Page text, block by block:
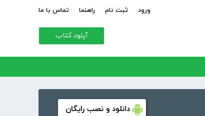
ورود ثبت نام راهنما تماس با ما
آپلود کتاب
دانلود و نصب رایگان